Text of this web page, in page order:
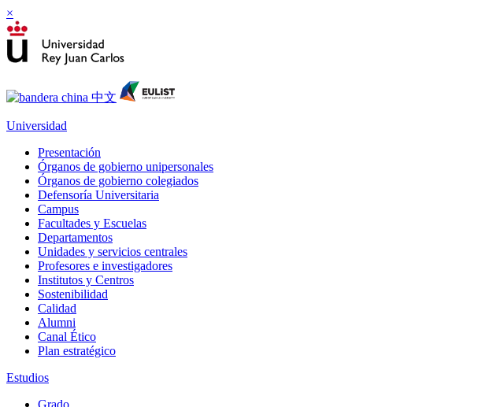
×
Universidad
Presentación
Órganos de gobierno unipersonales
Órganos de gobierno colegiados
Defensoría Universitaria
Campus
Facultades y Escuelas
Departamentos
Unidades y servicios centrales
Profesores e investigadores
Institutos y Centros
Sostenibilidad
Calidad
Alumni
Canal Ético
Plan estratégico
Estudios
Grado